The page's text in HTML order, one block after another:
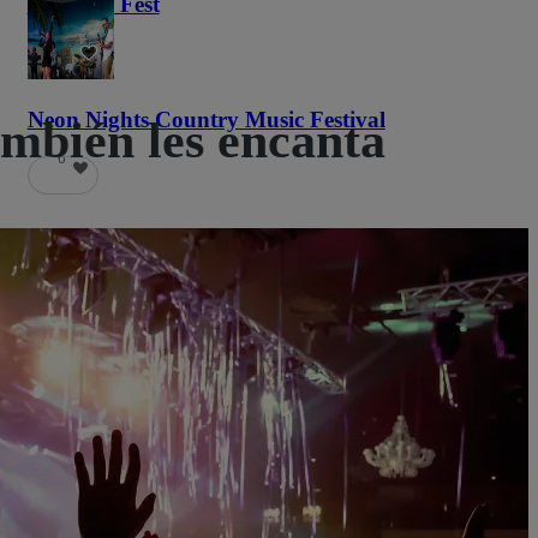
58
Neon Nights Country Music Festival
6 les encanta